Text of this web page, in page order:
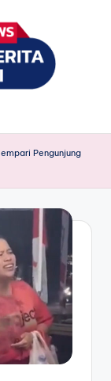
Pengunjung